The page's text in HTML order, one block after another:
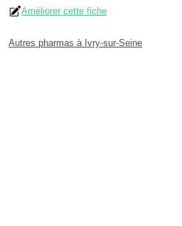
Améliorer cette fiche
Autres pharmas à Ivry-sur-Seine